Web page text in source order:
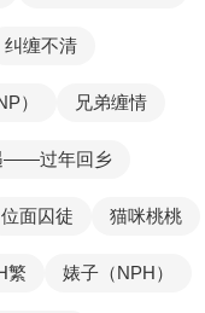
纠缠不清
） 兄弟缠情
——过年回乡
位面囚徒 猫咪桃桃
繁 婊子（NPH）